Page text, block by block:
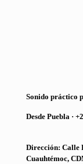
Sonido práctico
Desde Puebla ·
Dirección: Calle
Cuauhtémoc,